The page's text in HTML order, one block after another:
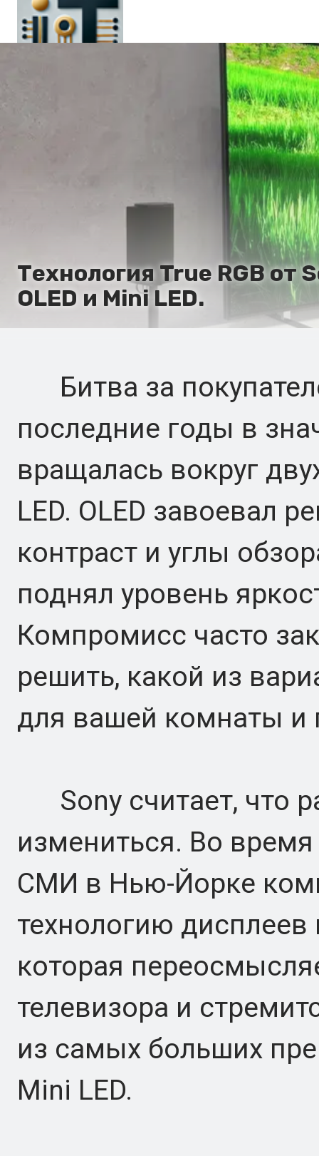
Es
Технология True RGB от
OLED и Mini LED.
Битва за
последние годы в
вращалась вокруг
LED. OLED завоевал
контраст и углы
поднял уровень
Компромисс часто
решить, какой из
для вашей комнаты и
Sony считает, что
измениться. Во
СМИ в Нью-Йорке
технологию дисплеев
которая
телевизора и
из самых больших
Mini LED.